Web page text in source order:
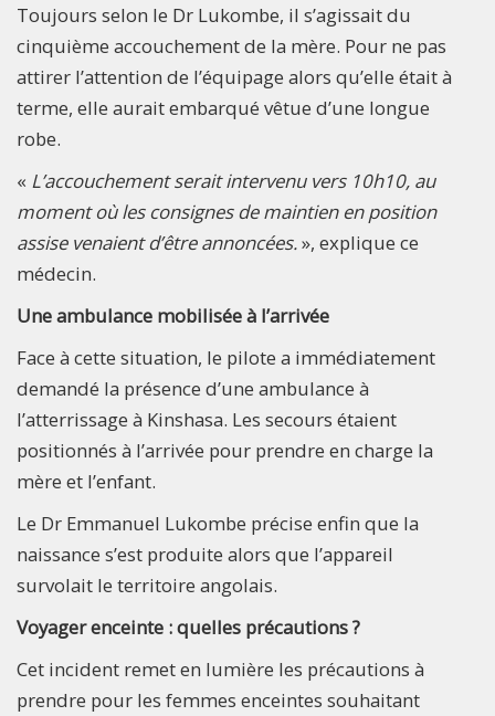
Toujours selon le Dr Lukombe, il s’agissait du
cinquième accouchement de la mère. Pour ne pas
attirer l’attention de l’équipage alors qu’elle était à
terme, elle aurait embarqué vêtue d’une longue
robe.
« L’accouchement serait intervenu vers 10h10, au
moment où les consignes de maintien en position
assise venaient d’être annoncées.», explique ce
médecin.
Une ambulance mobilisée à l’arrivée
Face à cette situation, le pilote a immédiatement
demandé la présence d’une ambulance à
l’atterrissage à Kinshasa. Les secours étaient
positionnés à l’arrivée pour prendre en charge la
mère et l’enfant.
Le Dr Emmanuel Lukombe précise enfin que la
naissance s’est produite alors que l’appareil
survolait le territoire angolais.
Voyager enceinte : quelles précautions ?
Cet incident remet en lumière les précautions à
prendre pour les femmes enceintes souhaitant